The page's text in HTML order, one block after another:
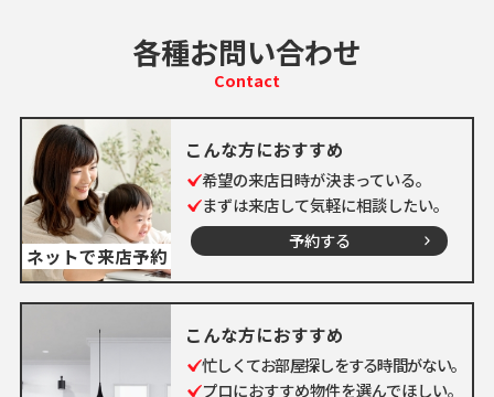
各種お問い合わせ
Contact
こんな方におすすめ
希望の来店日時が決まっている。
まずは来店して気軽に相談したい。
予約する
ネットで来店予約
こんな方におすすめ
忙しくてお部屋探しをする時間がない。
プロにおすすめ物件を選んでほしい。